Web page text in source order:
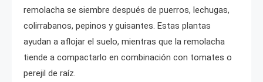
remolacha se siembre después de puerros, lechugas,
colirrabanos, pepinos y guisantes. Estas plantas
ayudan a aflojar el suelo, mientras que la remolacha
tiende a compactarlo en combinación con tomates o
perejil de raíz.